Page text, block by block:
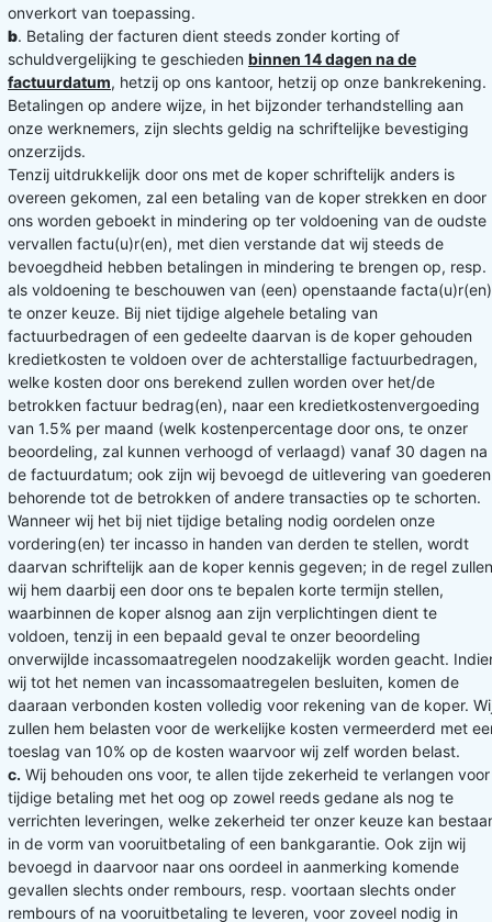
onverkort van toepassing.
b. Betaling der facturen dient steeds zonder korting of
schuldvergelijking te geschieden binnen 14 dagen na de
factuurdatum, hetzij op ons kantoor, hetzij op onze bankrekening.
Betalingen op andere wijze, in het bijzonder terhandstelling aan
onze werknemers, zijn slechts geldig na schriftelijke bevestiging
onzerzijds.
Tenzij uitdrukkelijk door ons met de koper schriftelijk anders is
overeen gekomen, zal een betaling van de koper strekken en door
ons worden geboekt in mindering op ter voldoening van de oudste
vervallen factu(u)r(en), met dien verstande dat wij steeds de
bevoegdheid hebben betalingen in mindering te brengen op, resp.
als voldoening te beschouwen van (een) openstaande facta(u)r(en)
te onzer keuze. Bij niet tijdige algehele betaling van
factuurbedragen of een gedeelte daarvan is de koper gehouden
kredietkosten te voldoen over de achterstallige factuurbedragen,
welke kosten door ons berekend zullen worden over het/de
betrokken factuur bedrag(en), naar een kredietkostenvergoeding
van 1.5% per maand (welk kostenpercentage door ons, te onzer
beoordeling, zal kunnen verhoogd of verlaagd) vanaf 30 dagen na
de factuurdatum; ook zijn wij bevoegd de uitlevering van
behorende tot de betrokken of andere transacties op te schorten.
Wanneer wij het bij niet tijdige betaling nodig oordelen onze
vordering(en) ter incasso in handen van derden te stellen, wordt
daarvan schriftelijk aan de koper kennis gegeven; in de regel zullen
wij hem daarbij een door ons te bepalen korte termijn stellen,
waarbinnen de koper alsnog aan zijn verplichtingen dient te
voldoen, tenzij in een bepaald geval te onzer beoordeling
onverwijlde incassomaatregelen noodzakelijk worden geacht.
wij tot het nemen van incassomaatregelen besluiten, komen de
daaraan verbonden kosten volledig voor rekening van de koper.
zullen hem belasten voor de werkelijke kosten vermeerderd met
toeslag van 10% op de kosten waarvoor wij zelf worden belast.
c. Wij behouden ons voor, te allen tijde zekerheid te verlangen voor
tijdige betaling met het oog op zowel reeds gedane als nog te
verrichten leveringen, welke zekerheid ter onzer keuze kan
in de vorm van vooruitbetaling of een bankgarantie. Ook zijn wij
bevoegd in daarvoor naar ons oordeel in aanmerking komende
gevallen slechts onder rembours, resp. voortaan slechts onder
rembours of na vooruitbetaling te leveren, voor zoveel nodig in